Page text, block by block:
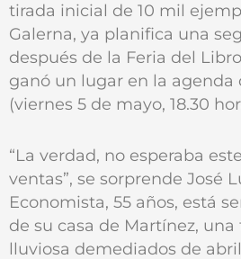
tirada inicial de 10 mil
Galerna, ya planifica una
después de la Feria del
ganó un lugar en la agenda
(viernes 5 de mayo, 18.30
“La verdad, no esperaba
ventas”, se sorprende José
Economista, 55 años, está
de su casa de Martínez,
lluviosa demediados de